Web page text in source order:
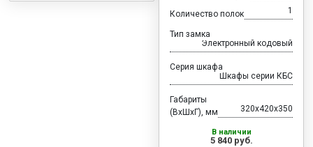
Количество полок 1
Тип замка
Электронный кодовый
Серия шкафа
Шкафы серии КБС
Габариты
(ВхШхГ), мм
320x420x350
В наличии
5 840 руб.